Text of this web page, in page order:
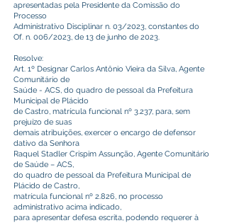
apresentadas pela Presidente da Comissão do
Processo
Administrativo Disciplinar n. 03/2023, constantes do
Of. n. 006/2023, de 13 de junho de 2023.
Resolve:
Art. 1º Designar Carlos Antônio Vieira da Silva, Agente
Comunitário de
Saúde - ACS, do quadro de pessoal da Prefeitura
Municipal de Plácido
de Castro, matrícula funcional nº 3.237, para, sem
prejuízo de suas
demais atribuições, exercer o encargo de defensor
dativo da Senhora
Raquel Stadler Crispim Assunção, Agente Comunitário
de Saúde – ACS,
do quadro de pessoal da Prefeitura Municipal de
Plácido de Castro,
matrícula funcional nº 2.826, no processo
administrativo acima indicado,
para apresentar defesa escrita, podendo requerer à